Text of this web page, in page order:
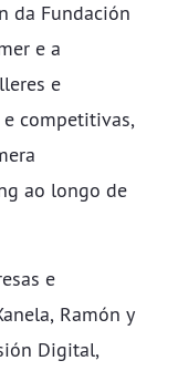
da Fundación
e a
e
competitivas,
ao longo de
e
Ramón y
Digital,